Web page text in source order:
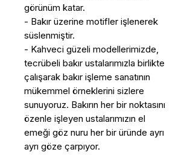
görünüm katar.
- Bakır üzerine motifler işlenerek
süslenmiştir.
- Kahveci güzeli modellerimizde,
tecrübeli bakır ustalarımızla birlikte
çalışarak bakır işleme sanatının
mükemmel örneklerini sizlere
sunuyoruz. Bakırın her bir noktasını
özenle işleyen ustalarımızın el
emeği göz nuru her bir üründe ayrı
ayrı göze çarpıyor.